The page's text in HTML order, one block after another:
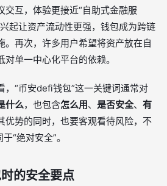
交互，体验更接近“自助式金融服
起让资产流动性更强，钱包成为跨链
。再次，许多用户希望将资产放在自
单一中心化平台的依赖。
，“币安defi钱包”这一关键词通常对
什么，也包含怎么用、 是否安全、 有
优势的同时，也要客观看待风险，不
“绝对安全”。
的安全要点